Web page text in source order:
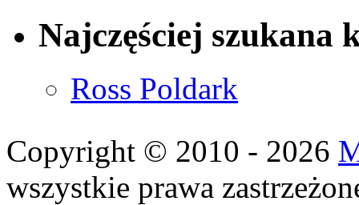
Najczęściej szukana
Ross Poldark
Copyright © 2010 - 2026
wszystkie prawa